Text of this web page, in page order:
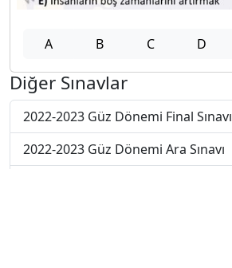
A B C D
Diğer Sınavlar
2022-2023 Güz Dönemi Final Sınavı
2022-2023 Güz Dönemi Ara Sınavı